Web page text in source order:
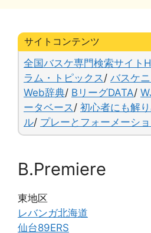
b
o
o
k
k
y
サイトコンテンツ
全国バスケ専門検索サイト
ラム・トピックス / バスケ
Web辞典/ BリーグDATA/
ータベース / 初心者にも解
ル/ プレーとフォーメーシ
B.Premiere
東地区
レバンガ北海道
仙台89ERS